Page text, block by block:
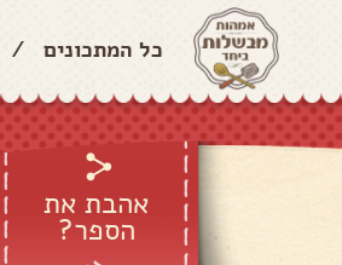
כל המתכונים /
אהבת את
הספר?